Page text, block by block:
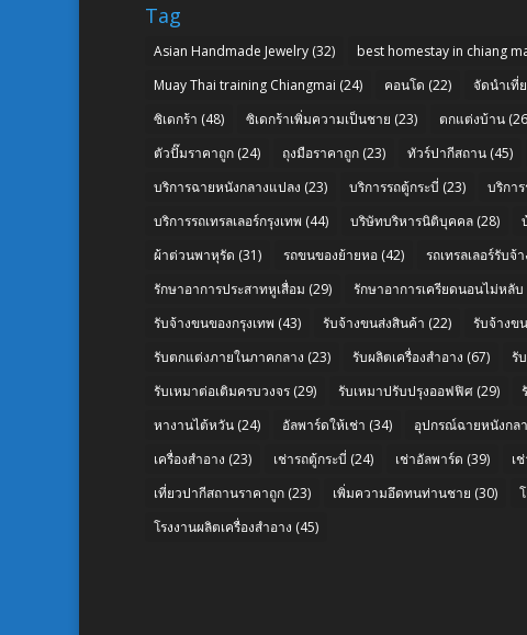
Tag
Asian Handmade Jewelry (32) best homestay in chiang
Muay Thai training Chiangmai (24) คอนโด (22) จัดนำเที่
ซิเดกร้า (48) ซิเดกร้าเพิ่มความเป็นชาย (23) ตกแต่งบ้าน
ตัวปั๊มราคาถูก (24) ถุงมือราคาถูก (23) ทัวร์ปากีสถาน (45)
บริการฉายหนังกลางแปลง (23) บริการรถตู้กระบี่ (23) บริกา
บริการรถเทรลเลอร์กรุงเทพ (44) บริษัทบริหารนิติบุคคล (28)
ผ้าต่วนพาหุรัด (31) รถขนของย้ายหอ (42) รถเทรลเลอร์รับจ้า
รักษาอาการประสาทหูเสื่อม (29) รักษาอาการเครียดนอนไม่หลับ
รับจ้างขนของกรุงเทพ (43) รับจ้างขนส่งสินค้า (22) รับจ้างข
รับตกแต่งภายในภาคกลาง (23) รับผลิตเครื่องสำอาง (67) รั
รับเหมาต่อเติมครบวงจร (29) รับเหมาปรับปรุงออฟฟิศ (29)
หางานไต้หวัน (24) อัลพาร์ดให้เช่า (34) อุปกรณ์ฉายหนังกล
เครื่องสำอาง (23) เช่ารถตู้กระบี่ (24) เช่าอัลพาร์ด (39) เ
เที่ยวปากีสถานราคาถูก (23) เพิ่มความอึดทนท่านชาย (30)
โรงงานผลิตเครื่องสำอาง (45)